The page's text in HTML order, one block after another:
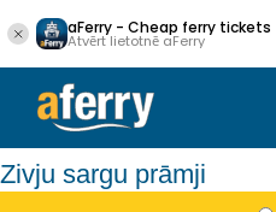
aFerry - Cheap ferry tickets
Atvērt lietotnē aFerry
Zivju sargu prāmji